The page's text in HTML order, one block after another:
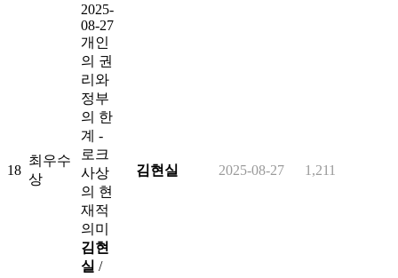
2025-
08-27
18
최우수
상
개인
의 권
리와
정부
의 한
계 -
로크
사상
의 현
재적
의미
김현
실 /
김현실 2025-08-27 1,211